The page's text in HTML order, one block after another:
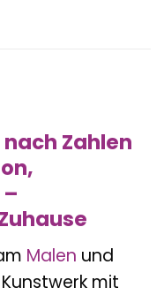
Zahlen
Malen und
mit